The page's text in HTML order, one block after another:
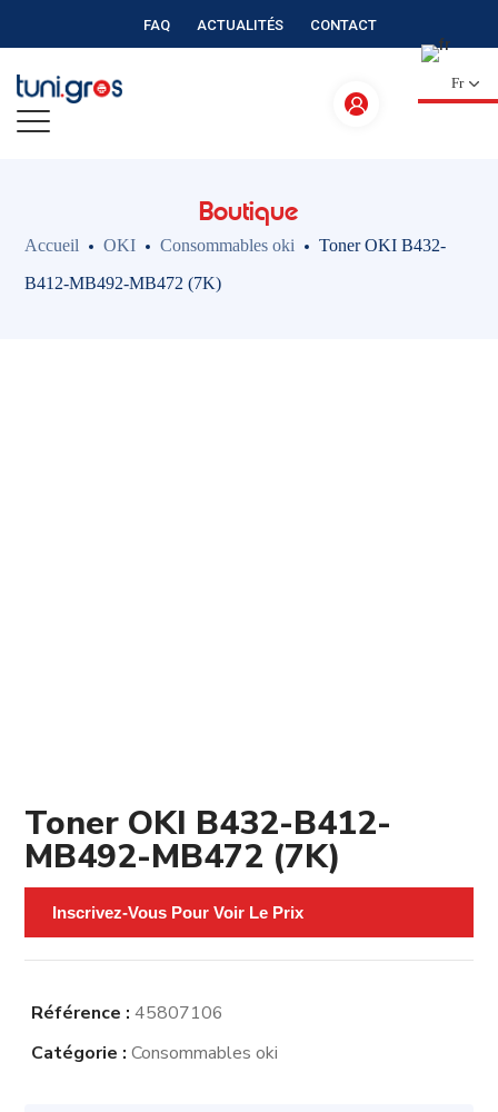
FAQ ACTUALITÉS CONTACT
Fr
Boutique
Accueil OKI Consommables oki
Toner OKI B432-
B412-MB492-MB472 (7K)
Toner OKI B432-B412-
MB492-MB472 (7K)
Inscrivez-Vous Pour Voir Le Prix
Référence :45807106
Catégorie :Consommables oki